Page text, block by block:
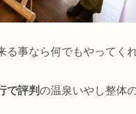
る事なら何でもやってく
で評判の温泉いやし整体